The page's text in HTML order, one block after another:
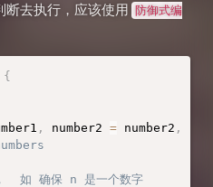
断去执行，应该使用 防御式编
{
, number2 = number2 ,
如 确保 n 是一个数字